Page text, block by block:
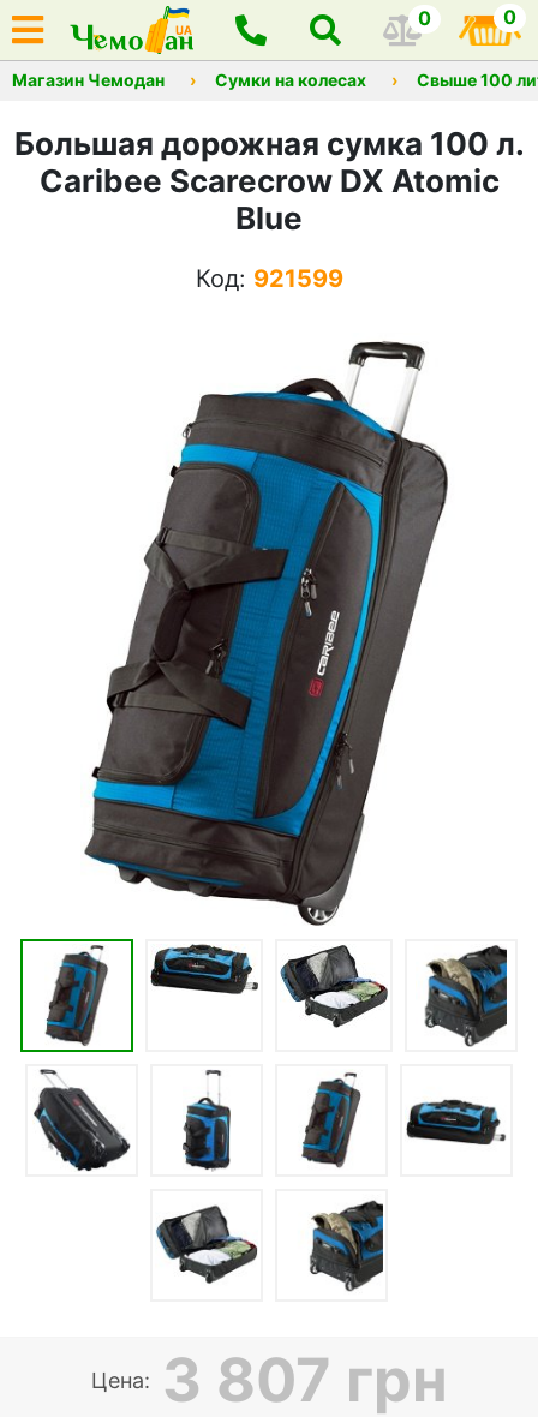
0 0
Магазин Чемодан Сумки на колесах Свыше 100
Большая дорожная сумка 100 л.
Caribee Scarecrow DX Atomic
Blue
Код: 921599
Цена: 3 807 грн